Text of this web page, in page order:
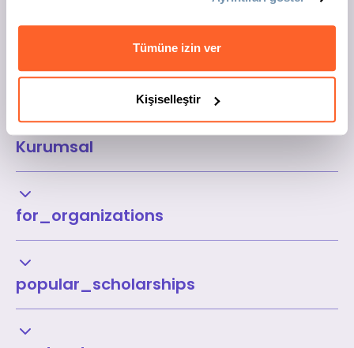
Tümüne izin ver
Kişiselleştir
Kurumsal
for_organizations
popular_scholarships